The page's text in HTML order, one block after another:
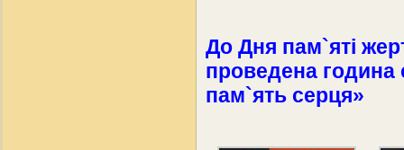
До Дня пам`яті
проведена година
пам`ять серця»